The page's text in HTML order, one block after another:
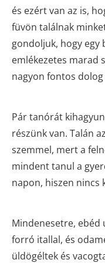
és ezért van az is,
füvön találnak
gondoljuk, hogy
emlékezetes marad
nagyon fontos
Pár tanórát
részünk van. Talán
szemmel, mert a
mindent tanul a
napon, hiszen nincs
Mindenesetre, ebéd
forró itallal, és
üldögéltek és